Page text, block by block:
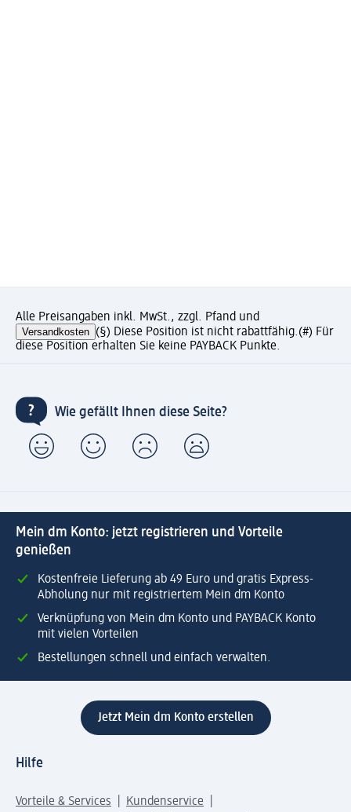
Alle Preisangaben inkl. MwSt., zzgl. Pfand und
Versandkosten (§) Diese Position ist nicht rabattfähig.(#) Für
diese Position erhalten Sie keine PAYBACK Punkte.
Wie gefällt Ihnen diese Seite?
Mein dm Konto: jetzt registrieren und Vorteile
genießen
Kostenfreie Lieferung ab 49 Euro und gratis Express-
Abholung nur mit registriertem Mein dm Konto
Verknüpfung von Mein dm Konto und PAYBACK Konto
mit vielen Vorteilen
Bestellungen schnell und einfach verwalten.
Jetzt Mein dm Konto erstellen
Hilfe
Vorteile & Services
Kundenservice